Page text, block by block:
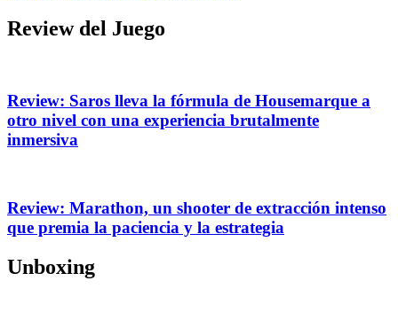
Review del Juego
Review: Saros lleva la fórmula de Housemarque a
otro nivel con una experiencia brutalmente
inmersiva
Review: Marathon, un shooter de extracción intenso
que premia la paciencia y la estrategia
Unboxing